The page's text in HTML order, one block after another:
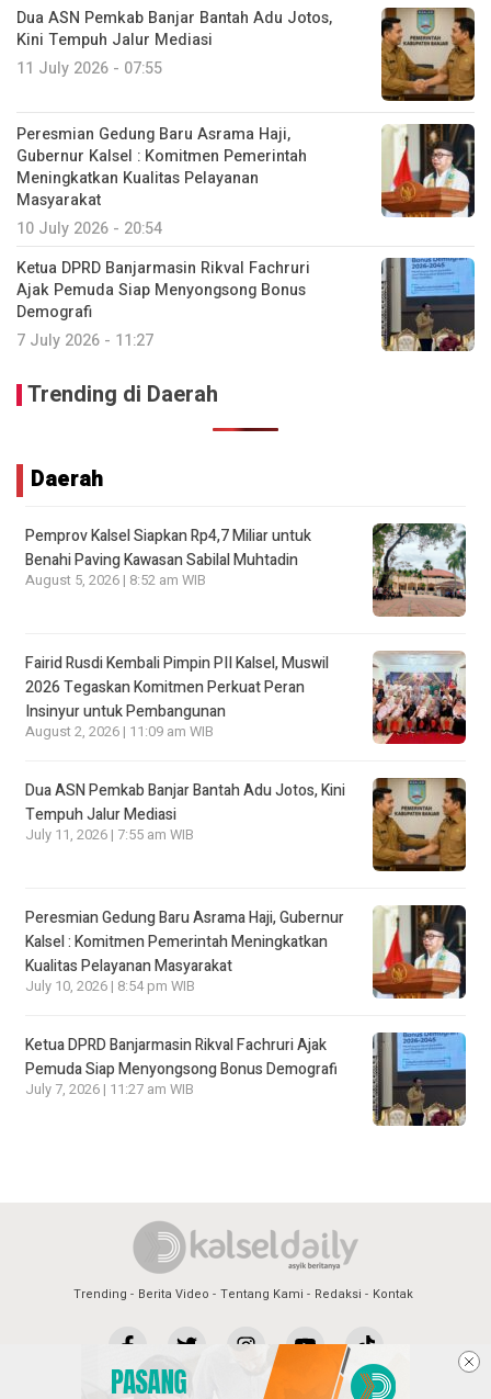
Dua ASN Pemkab Banjar Bantah Adu Jotos,
Kini Tempuh Jalur Mediasi
11 July 2026 - 07:55
Peresmian Gedung Baru Asrama Haji,
Gubernur Kalsel : Komitmen Pemerintah
Meningkatkan Kualitas Pelayanan
Masyarakat
10 July 2026 - 20:54
Ketua DPRD Banjarmasin Rikval Fachruri
Ajak Pemuda Siap Menyongsong Bonus
Demografi
7 July 2026 - 11:27
Trending di Daerah
Daerah
Pemprov Kalsel Siapkan Rp4,7 Miliar untuk
Benahi Paving Kawasan Sabilal Muhtadin
August 5, 2026 | 8:52 am WIB
Fairid Rusdi Kembali Pimpin PII Kalsel, Muswil
2026 Tegaskan Komitmen Perkuat Peran
Insinyur untuk Pembangunan
August 2, 2026 | 11:09 am WIB
Dua ASN Pemkab Banjar Bantah Adu Jotos, Kini
Tempuh Jalur Mediasi
July 11, 2026 | 7:55 am WIB
Peresmian Gedung Baru Asrama Haji, Gubernur
Kalsel : Komitmen Pemerintah Meningkatkan
Kualitas Pelayanan Masyarakat
July 10, 2026 | 8:54 pm WIB
Ketua DPRD Banjarmasin Rikval Fachruri Ajak
Pemuda Siap Menyongsong Bonus Demografi
July 7, 2026 | 11:27 am WIB
Trending Berita Video Tentang Kami Redaksi Kontak
Copyright @2026 Kalsel Daily